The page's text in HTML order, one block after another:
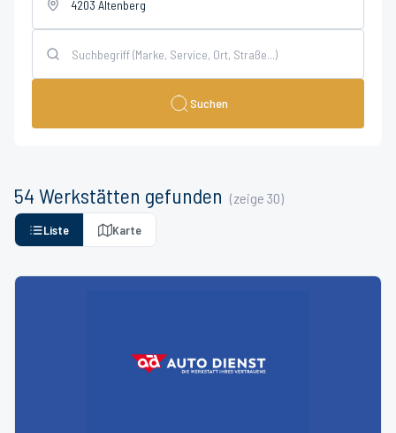
Suchen
54 Werkstätten gefunden (zeige 30)
Liste Karte